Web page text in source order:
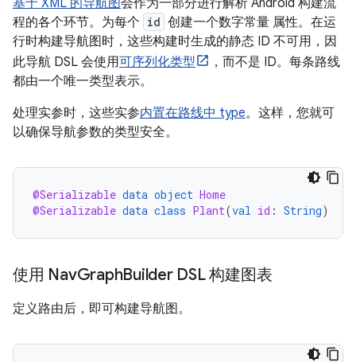
程的各个环节。为每个 id 创建一个数字常量 属性。在运
行时构建导航图时，这些构建时生成的静态 ID 不可用，因
此导航 DSL 会使用可序列化类型
，而不是 ID。每条路线
都由一个唯一类型表示。
处理实参时，这些实参内置在路线中 type。这样，您就可
以确保导航参数的类型安全。
@Serializable data object Home
@Serializable data class Plant(val id : String)
使用 NavGraphBuilder DSL 构建图表
定义路由后，即可构建导航图。